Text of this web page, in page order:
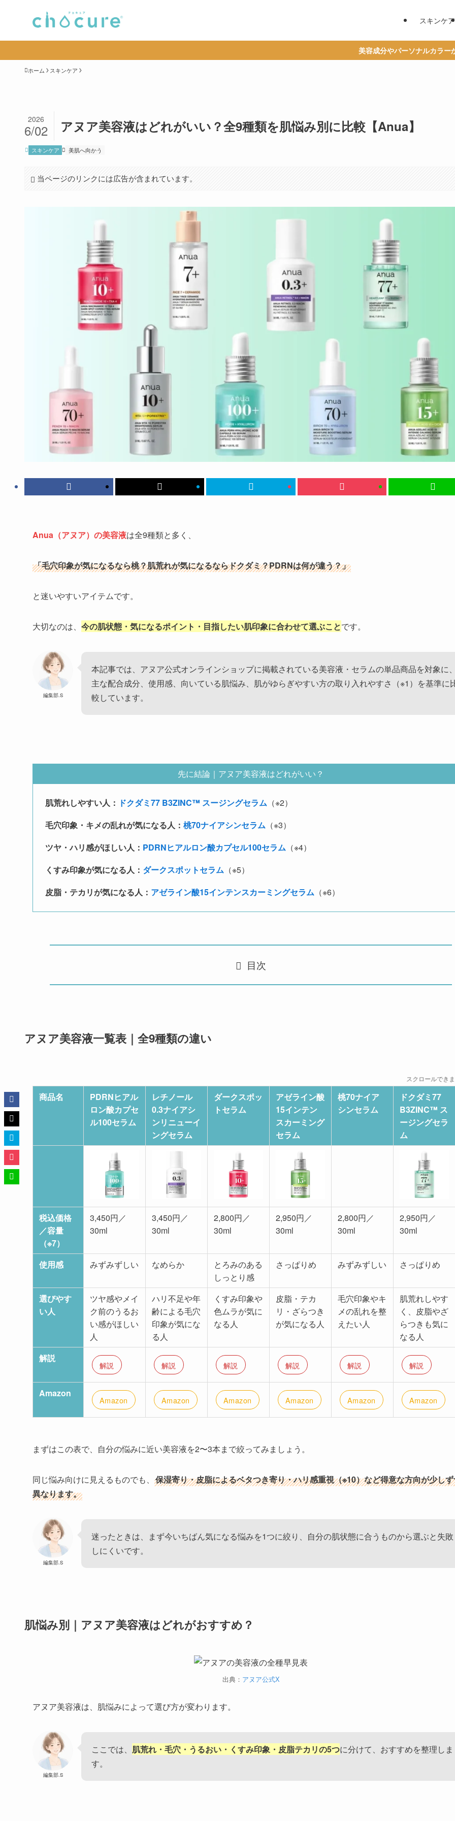
スキンケア
美容成分やパーソナルカラーからベストコスメ
ホーム スキンケア
アヌア美容液はどれがいい？全9種類を肌悩み別に比較【Anua】
2026
6/02
スキンケア 美肌へ向かう
当ページのリンクには広告が含まれています。
Anua（アヌア）の美容液は全9種類と多く、
「毛穴印象が気になるなら桃？肌荒れが気になるならドクダミ？PDRNは何が違う？」
と迷いやすいアイテムです。
大切なのは、 今の肌状態・気になるポイント・目指したい肌印象に合わせて選ぶことです。
編集部.S
本記事では、アヌア公式オンラインショップに掲載されている美容液・セラムの単品商品を対象に
主な配合成分、使用感、向いている肌悩み、肌がゆらぎやすい方の取り入れやすさ（※1）を基準に
較しています。
先に結論｜アヌア美容液はどれがいい？
肌荒れしやすい人： ドクダミ77 B3ZINC™ スージングセラム （※2）
毛穴印象・キメの乱れが気になる人： 桃70ナイアシンセラム （※3）
ツヤ・ハリ感がほしい人： PDRNヒアルロン酸カプセル100セラム （※4）
くすみ印象が気になる人： ダークスポットセラム （※5）
皮脂・テカリが気になる人： アゼライン酸15インテンスカーミングセラム （※6）
アヌア美容液一覧表｜全9種類の違い
スクロールでき
商品名
PDRNヒアル
ル100セラム
レチノール
ンリニューイ
ングセラム
ダークスポッ
トセラム
アゼライン酸
スカーミング
セラム
桃70ナイア
ドクダミ77
ージングセラ
ム
税込価格
（※7）
3,450円／
30ml
3,450円／
30ml
2,800円／
30ml
2,950円／
30ml
2,800円／
30ml
2,950円／
30ml
しっとり感
選びやす
い人
ツヤ感やメイ
ク前のうるお
ハリ不足や年
齢による毛穴
くすみ印象や
色ムラが気に
皮脂・テカ
リ・ざらつき
毛穴印象やキ
メの乱れを整
肌荒れしやす
く、皮脂やざ
解説
解説 解説 解説 解説 解説 解説
Amazon
まずはこの表で、自分の悩みに近い美容液を2〜3本まで絞ってみましょう。
保湿寄り・皮脂によるベタつき寄り・ハリ感重視（※10）など得意な方向が少し
編集部.S
迷ったときは、まず今いちばん気になる悩みを1つに絞り、自分の肌状態に合うものから選ぶと失敗